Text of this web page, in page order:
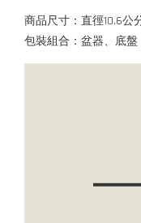
商品尺寸：直徑10.6公
包裝組合：盆器、底盤